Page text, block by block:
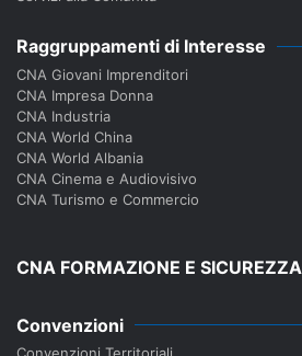
Raggruppamenti di Interesse
CNA Giovani Imprenditori
CNA Impresa Donna
CNA Industria
CNA World China
CNA World Albania
CNA Cinema e Audiovisivo
CNA Turismo e Commercio
CNA FORMAZIONE E SICUREZZA
Convenzioni